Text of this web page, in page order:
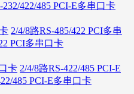
232/422/485 PCI-E多串口卡
2/4/8路RS-485/422 PCI多串
PCI多串口卡
卡 2/4/8路RS-422/485 PCI-E
485 PCI-E多串口卡